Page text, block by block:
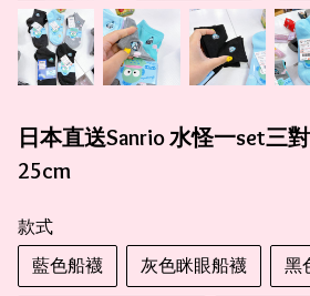
日本直送Sanrio 水怪一set三
25cm
款式
藍色船襪
灰色眯眼船襪 黑